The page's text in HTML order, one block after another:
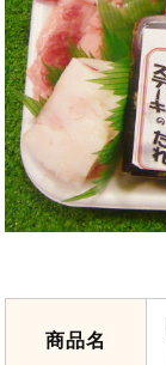
商品名